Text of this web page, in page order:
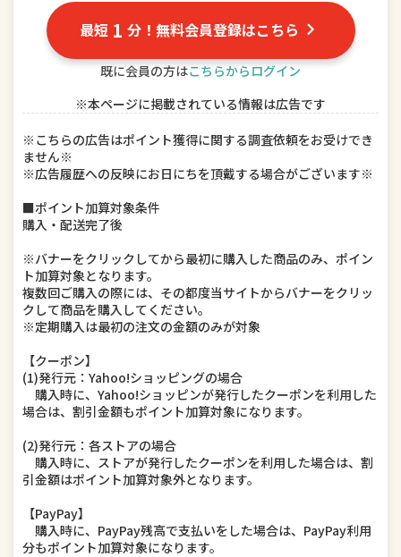
DIY、工具 キッチン用品・食器・調理器具
本・雑誌・コミック
美容・コスメ・香水 ダイエット・健康
ペット・ペットグッズ
最短 1 分！無料会員登録はこちら
既に会員の方はこちらからログイン
※本ページに掲載されている情報は広告です
※こちらの広告はポイント獲得に関する調査依頼をお受けでき
ません※
※広告履歴への反映にお日にちを頂戴する場合がございます※
■ポイント加算対象条件
購入・配送完了後
※バナーをクリックしてから最初に購入した商品のみ、ポイン
ト加算対象となります。
複数回ご購入の際には、その都度当サイトからバナーをクリッ
クして商品を購入してください。
※定期購入は最初の注文の金額のみが対象
【クーポン】
(1)発行元：Yahoo!ショッピングの場合
購入時に、Yahoo!ショッピンが発行したクーポンを利用した
場合は、割引金額もポイント加算対象になります。
(2)発行元：各ストアの場合
購入時に、ストアが発行したクーポンを利用した場合は、割
引金額はポイント加算対象外となります。
【PayPay】
購入時に、PayPay残高で支払いをした場合は、PayPay利用
分もポイント加算対象になります。